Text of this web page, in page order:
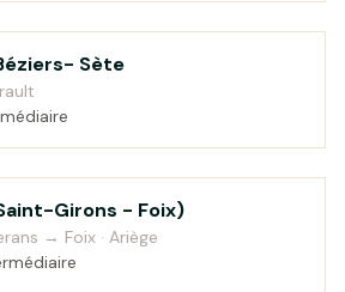
Sète
Girons - Foix)
→ Foix · Ariège